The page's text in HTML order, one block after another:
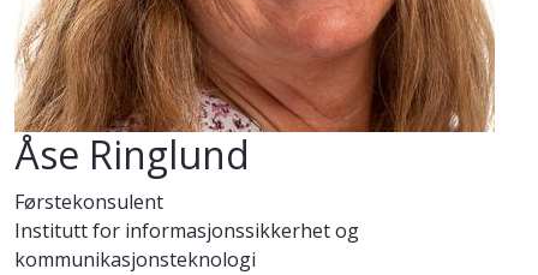
Åse Ringlund
Førstekonsulent
Institutt for informasjonssikkerhet og
kommunikasjonsteknologi